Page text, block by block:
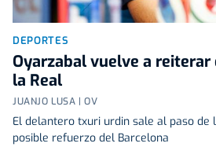
DEPORTES
Oyarzabal vuelve a reiterar
la Real
JUANJO LUSA | OV
El delantero txuri urdin sale al paso de
posible refuerzo del Barcelona